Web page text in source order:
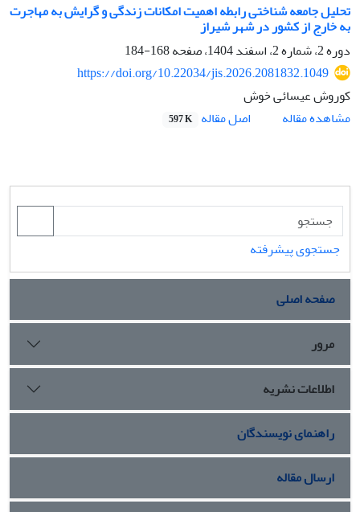
تحلیل جامعه شناختی رابطه اهمیت امکانات زندگی و گرایش به مهاجرت
به خارج از کشور در شهر شیراز
دوره 2، شماره 2، اسفند 1404، صفحه
168-184
https://doi.org/10.22034/jis.2026.2081832.1049
کوروش عیسائی خوش
مشاهده مقاله
اصل مقاله 597 K
جستجوی پیشرفته
صفحه اصلی
مرور
اطلاعات نشریه
راهنمای نویسندگان
ارسال مقاله